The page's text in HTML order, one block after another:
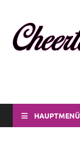
HAUPTMENÜ